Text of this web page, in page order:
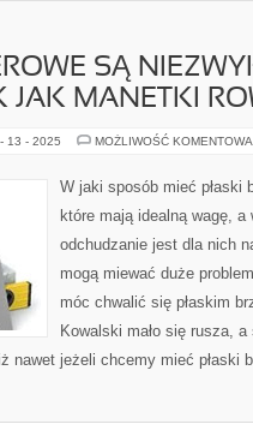
SĄ
JAK MANETKI
13 - 2025 MOŻLIWOŚĆ
W jaki sposób mieć płaski
które mają idealną wagę,
odchudzanie jest dla nich
mogą miewać duże
móc chwalić się płaskim
Kowalski mało się rusza,
nawet jeżeli chcemy mieć płaski